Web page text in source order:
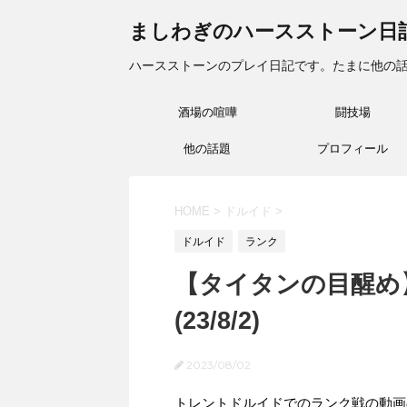
ましわぎのハースストーン日
ハースストーンのプレイ日記です。たまに他の
酒場の喧嘩 闘技場
他の話題 プロフィール
HOME > ドルイド >
ドルイド ランク
【タイタンの目醒
(23/8/2)
2023/08/02
トレントドルイドでのランク戦の動